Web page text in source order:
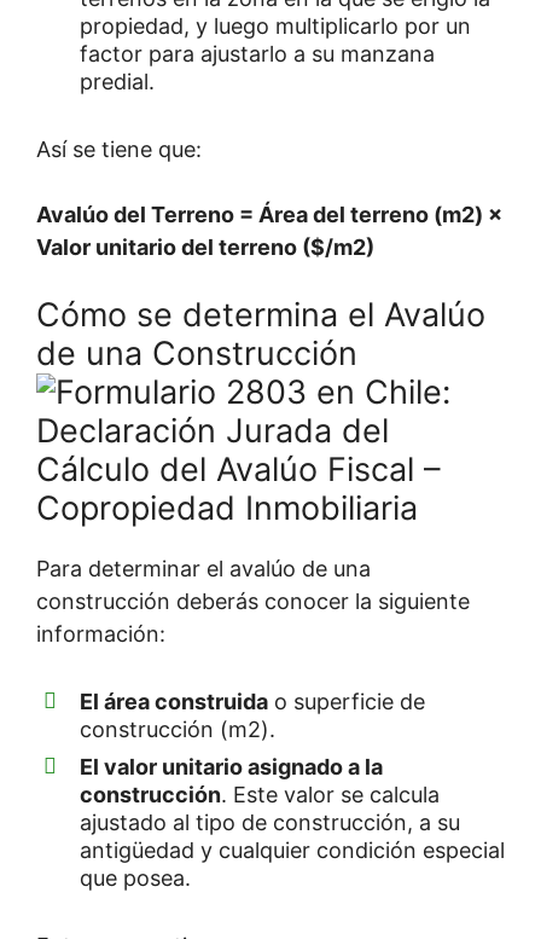
propiedad, y luego multiplicarlo por un
factor para ajustarlo a su manzana
predial.
Así se tiene que:
Avalúo del Terreno = Área del terreno (m2) ×
Valor unitario del terreno ($/m2)
Cómo se determina el Avalúo
de una Construcción
Para determinar el avalúo de una
construcción deberás conocer la siguiente
información:
El área construida o superficie de
construcción (m2).
El valor unitario asignado a la
construcción. Este valor se calcula
ajustado al tipo de construcción, a su
antigüedad y cualquier condición especial
que posea.